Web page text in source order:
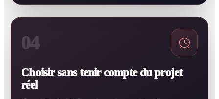
04
Choisir sans tenir compte du projet
réel